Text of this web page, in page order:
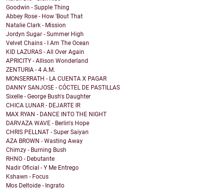
Goodwin - Supple Thing
Abbey Rose - How 'Bout That
Natalie Clark - Mission
Jordyn Sugar - Summer High
Velvet Chains - I Am The Ocean
KID LAZURAS - All Over Again
APRICITY - Allison Wonderland
ZENTURIA - 4 A.M.
MONSERRATH - LA CUENTA X PAGAR
DANNY SANJOSE - CÓCTEL DE PASTILLAS
Sixelle - George Bush's Daughter
CHICA LUNAR - DEJARTE IR
MAX RYAN - DANCE INTO THE NIGHT
DARVAZA WAVE - Berlin's Hope
CHRIS PELLNAT - Super Saiyan
AZA BROWN - Wasting Away
Chimzy - Burning Bush
RHNO - Debutante
Nadir Oficial - Y Me Entrego
Kshawn - Focus
Mos Deltoide - Ingrato